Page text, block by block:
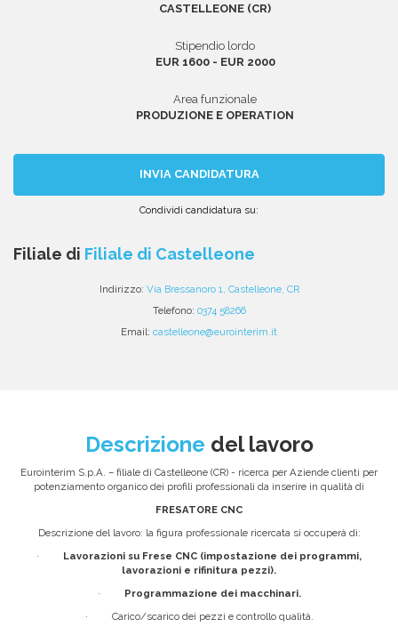
INVIA CV
CASTELLEONE (CR)
Stipendio lordo
EUR 1600 - EUR 2000
Area funzionale
PRODUZIONE E OPERATION
INVIA CANDIDATURA
Condividi candidatura su:
email
Facebook
Twitter
Linkedin
WhatsApp
Filiale di Filiale di Castelleone
Indirizzo: Via Bressanoro 1, Castelleone, CR
Telefono: 0374 58266
Email: castelleone@eurointerim.it
Descrizione del lavoro
Eurointerim S.p.A. – filiale di Castelleone (CR) - ricerca per Aziende clienti per
potenziamento organico dei profili professionali da inserire in qualità di
FRESATORE CNC
Descrizione del lavoro: la figura professionale ricercata si occuperà di:
· Lavorazioni su Frese CNC (impostazione dei programmi,
lavorazioni e rifinitura pezzi).
·
Programmazione dei macchinari.
· Carico/scarico dei pezzi e controllo qualità.